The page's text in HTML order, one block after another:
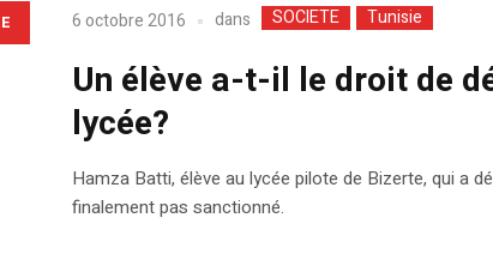
6 octobre 2016 dans SOCIETE Tunisie
Un élève a-t-il le droit de
lycée?
Hamza Batti, élève au lycée pilote de Bizerte, qui a
finalement pas sanctionné.